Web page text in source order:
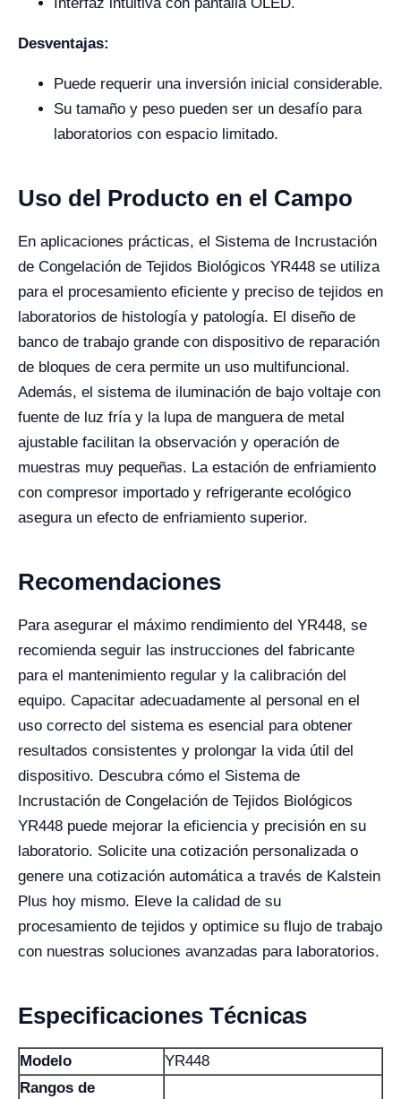
Desventajas:
Puede requerir una inversión inicial considerable.
Su tamaño y peso pueden ser un desafío para
laboratorios con espacio limitado.
Uso del Producto en el Campo
En aplicaciones prácticas, el Sistema de Incrustación
de Congelación de Tejidos Biológicos YR448 se utiliza
para el procesamiento eficiente y preciso de tejidos en
laboratorios de histología y patología. El diseño de
banco de trabajo grande con dispositivo de reparación
de bloques de cera permite un uso multifuncional.
Además, el sistema de iluminación de bajo voltaje con
fuente de luz fría y la lupa de manguera de metal
ajustable facilitan la observación y operación de
muestras muy pequeñas. La estación de enfriamiento
con compresor importado y refrigerante ecológico
asegura un efecto de enfriamiento superior.
Recomendaciones
Para asegurar el máximo rendimiento del YR448, se
recomienda seguir las instrucciones del fabricante
para el mantenimiento regular y la calibración del
equipo. Capacitar adecuadamente al personal en el
uso correcto del sistema es esencial para obtener
resultados consistentes y prolongar la vida útil del
dispositivo. Descubra cómo el Sistema de
Incrustación de Congelación de Tejidos Biológicos
YR448 puede mejorar la eficiencia y precisión en su
laboratorio. Solicite una cotización personalizada o
genere una cotización automática a través de Kalstein
Plus hoy mismo. Eleve la calidad de su
procesamiento de tejidos y optimice su flujo de trabajo
con nuestras soluciones avanzadas para laboratorios.
Especificaciones Técnicas
Modelo
YR448
Rangos de